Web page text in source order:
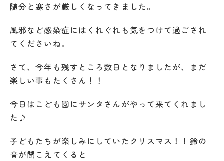
随分と寒さが厳しくなってきました。
風邪など感染症にはくれぐれも気をつけて過ごされ
てくださいね。
さて、今年も残すところ数日となりましたが、まだ
楽しい事もたくさん！！
今日はこども園にサンタさんがやって来てくれまし
た♪
子どもたちが楽しみにしていたクリスマス！！鈴の
音が聞こえてくると